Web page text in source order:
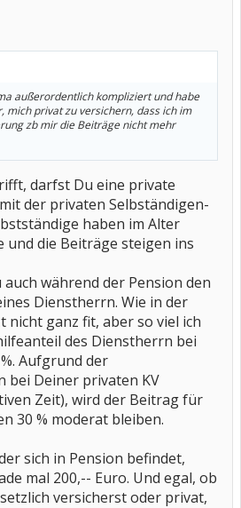
außerordentlich kompliziert und habe
mich privat zu versichern, dass ich im
zb mir die Beiträge nicht mehr
darfst Du eine private
der privaten Selbständigen-
haben im Alter
die Beiträge steigen ins
während der Pension den
Dienstherrn. Wie in der
nicht ganz fit, aber so viel ich
des Dienstherrn bei
Aufgrund der
bei Deiner privaten KV
Zeit), wird der Beitrag für
30 % moderat bleiben.
sich in Pension befindet,
mal 200,-- Euro. Und egal, ob
versicherst oder privat,